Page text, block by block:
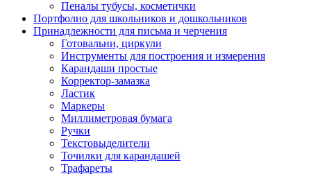
Пеналы тубусы, косметички
Портфолио для школьников и дошкольников
Принадлежности для письма и черчения
Готовальни, циркули
Инструменты для построения и измерения
Карандаши простые
Корректор-замазка
Ластик
Маркеры
Миллиметровая бумага
Ручки
Текстовыделители
Точилки для карандашей
Трафареты